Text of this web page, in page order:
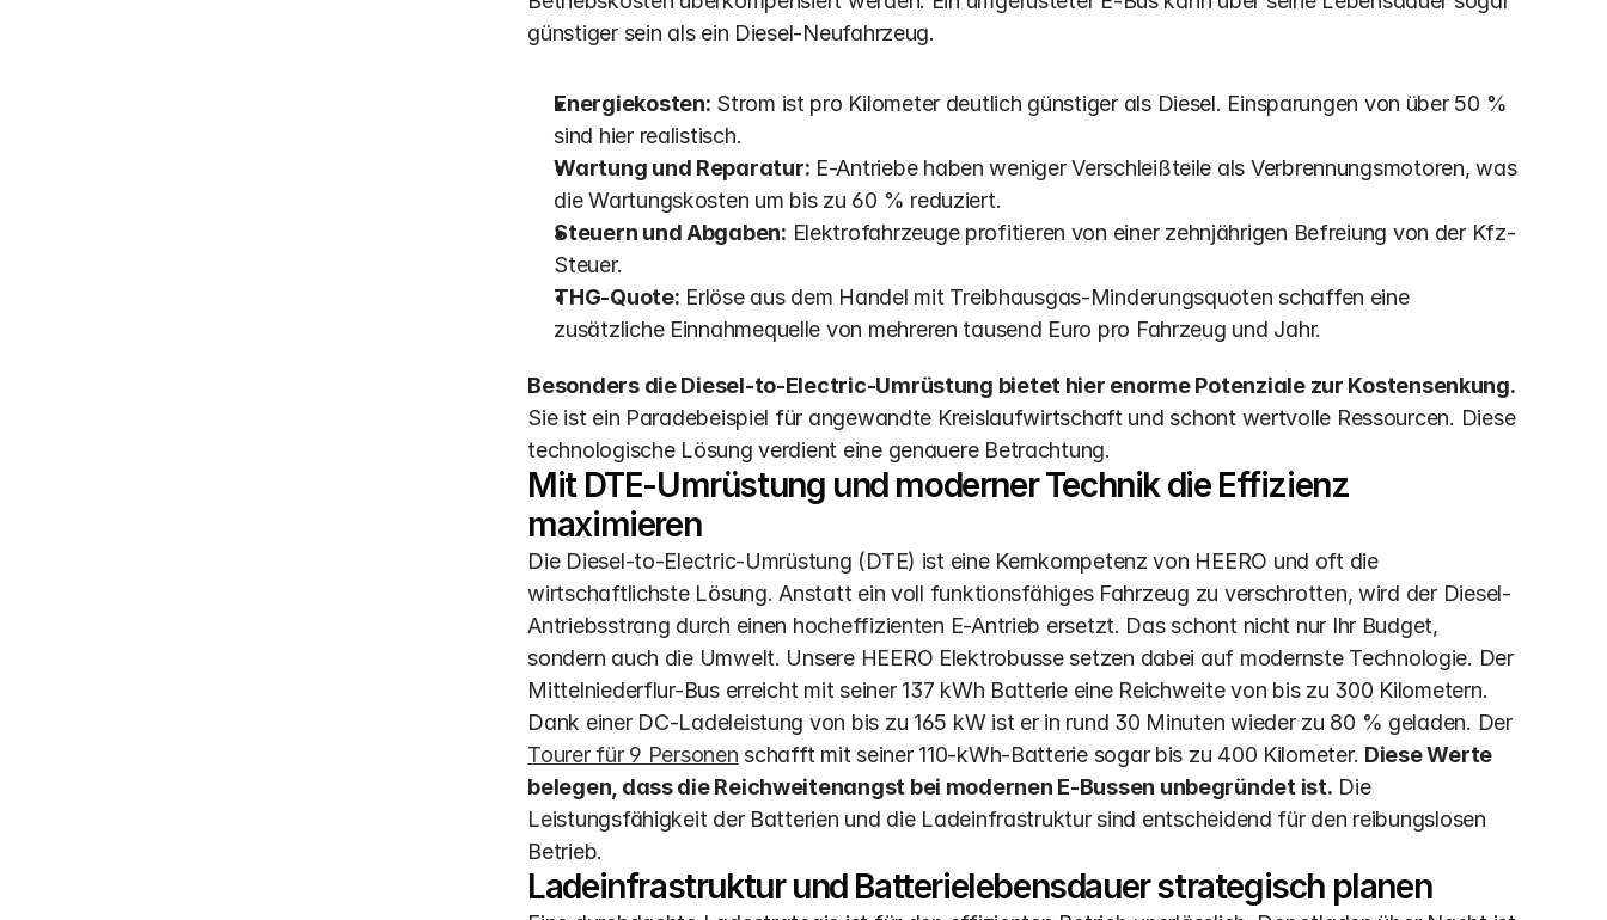
günstiger sein als ein Diesel-Neufahrzeug.
Energiekosten: Strom ist pro Kilometer deutlich günstiger als Diesel. Einsparungen von über 50 %
sind hier realistisch.
Wartung und Reparatur: E-Antriebe haben weniger Verschleißteile als Verbrennungsmotoren, was
die Wartungskosten um bis zu 60 % reduziert.
Steuern und Abgaben: Elektrofahrzeuge profitieren von einer zehnjährigen Befreiung von der Kfz-
Steuer.
THG-Quote: Erlöse aus dem Handel mit Treibhausgas-Minderungsquoten schaffen eine
zusätzliche Einnahmequelle von mehreren tausend Euro pro Fahrzeug und Jahr.
Besonders die Diesel-to-Electric-Umrüstung bietet hier enorme Potenziale zur Kostensenkung.
Sie ist ein Paradebeispiel für angewandte Kreislaufwirtschaft und schont wertvolle Ressourcen. Diese
technologische Lösung verdient eine genauere Betrachtung.
Mit DTE-Umrüstung und moderner Technik die Effizienz
maximieren
Die Diesel-to-Electric-Umrüstung (DTE) ist eine Kernkompetenz von HEERO und oft die
wirtschaftlichste Lösung. Anstatt ein voll funktionsfähiges Fahrzeug zu verschrotten, wird der Diesel-
Antriebsstrang durch einen hocheffizienten E-Antrieb ersetzt. Das schont nicht nur Ihr Budget,
sondern auch die Umwelt. Unsere HEERO Elektrobusse setzen dabei auf modernste Technologie. Der
Mittelniederflur-Bus erreicht mit seiner 137 kWh Batterie eine Reichweite von bis zu 300 Kilometern.
Dank einer DC-Ladeleistung von bis zu 165 kW ist er in rund 30 Minuten wieder zu 80 % geladen. Der
Tourer für 9 Personen schafft mit seiner 110-kWh-Batterie sogar bis zu 400 Kilometer. Diese Werte
belegen, dass die Reichweitenangst bei modernen E-Bussen unbegründet ist. Die
Leistungsfähigkeit der Batterien und die Ladeinfrastruktur sind entscheidend für den reibungslosen
Betrieb.
Ladeinfrastruktur und Batterielebensdauer strategisch planen